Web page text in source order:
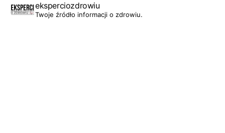
eksperciozdrowiu
Twoje źródło informacji o zdrowiu.